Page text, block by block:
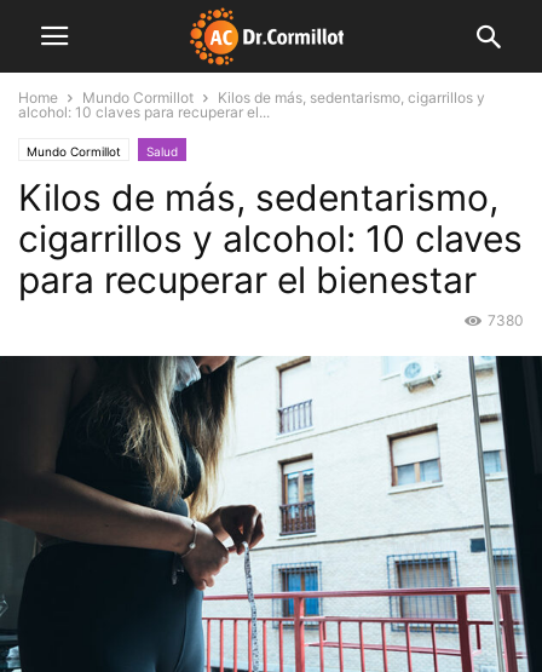
Home Mundo Cormillot
Kilos de más, sedentarismo, cigarrillos y
alcohol: 10 claves para recuperar el...
Mundo Cormillot Salud
Kilos de más, sedentarismo,
cigarrillos y alcohol: 10 claves
para recuperar el bienestar
7380